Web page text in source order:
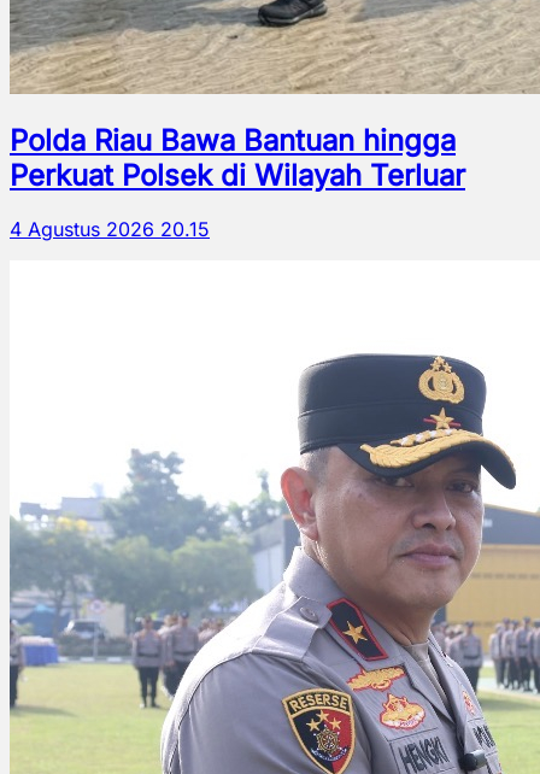
Polda Riau Bawa Bantuan hingga
Perkuat Polsek di Wilayah Terluar
4 Agustus 2026 20.15